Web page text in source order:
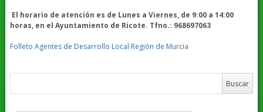
El horario de atención es de Lunes a Viernes, de 9:00 a 14:00
horas, en el Ayuntamiento de Ricote. Tfno.: 968697063
Folleto Agentes de Desarrollo Local Región de Murcia